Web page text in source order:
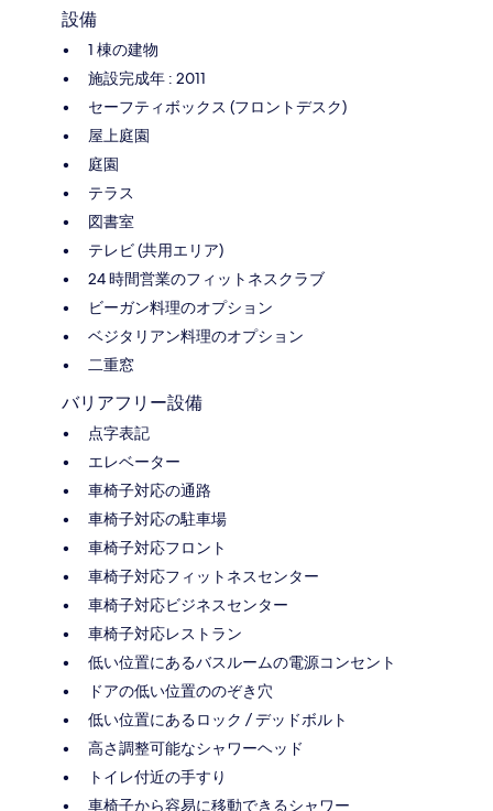
設備
1 棟の建物
施設完成年 : 2011
セーフティボックス (フロントデスク)
屋上庭園
庭園
テラス
図書室
テレビ (共用エリア)
24 時間営業のフィットネスクラブ
ビーガン料理のオプション
ベジタリアン料理のオプション
二重窓
バリアフリー設備
点字表記
エレベーター
車椅子対応の通路
車椅子対応の駐車場
車椅子対応フロント
車椅子対応フィットネスセンター
車椅子対応ビジネスセンター
車椅子対応レストラン
低い位置にあるバスルームの電源コンセント
ドアの低い位置ののぞき穴
低い位置にあるロック / デッドボルト
高さ調整可能なシャワーヘッド
トイレ付近の手すり
車椅子から容易に移動できるシャワー